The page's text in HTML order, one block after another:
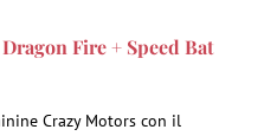
Fire + Speed Bat
Crazy Motors con il